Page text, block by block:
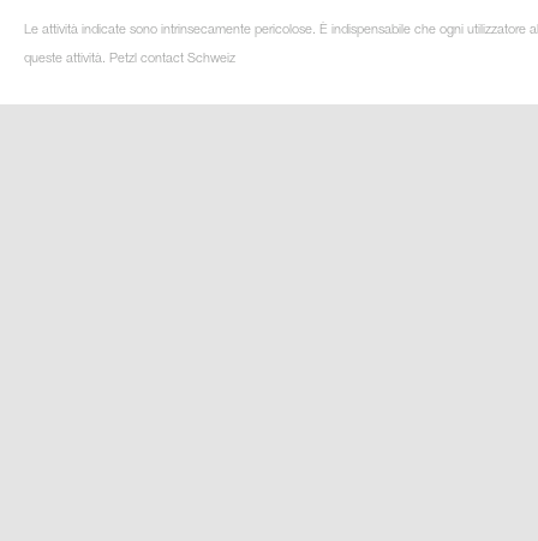
Le attività indicate sono intrinsecamente pericolose. È indispensabile che ogni utilizzatore
queste attività. Petzl contact Schweiz